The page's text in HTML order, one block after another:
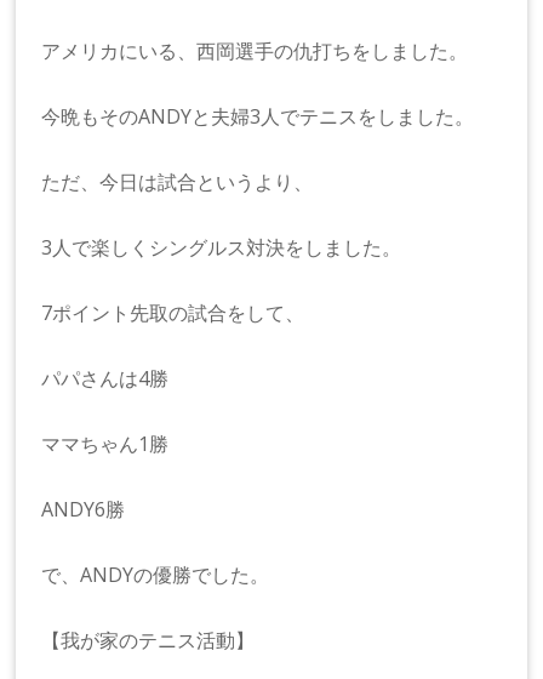
アメリカにいる、西岡選手の仇打ちをしました。
今晩もそのANDYと夫婦3人でテニスをしました。
ただ、今日は試合というより、
3人で楽しくシングルス対決をしました。
7ポイント先取の試合をして、
パパさんは4勝
ママちゃん1勝
ANDY6勝
で、ANDYの優勝でした。
【我が家のテニス活動】